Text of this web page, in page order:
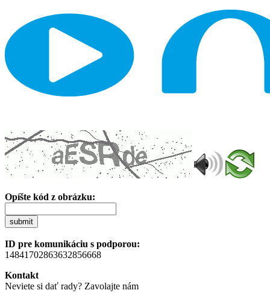
Opíšte kód z obrázku:
submit
ID pre komunikáciu s podporou:
14841702863632856668
Kontakt
Neviete si dať rady? Zavolajte nám